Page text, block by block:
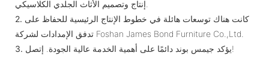
2. كانت هناك توسعات هائلة في خطوط الإنتاج الرئيسية للحفاظ على
تدفق الإمدادات لشركة Foshan James Bond Furniture Co.,Ltd.
3.
يؤكد جيمس بوند دائمًا على أهمية الخدمة عالية الجودة. إتصل!